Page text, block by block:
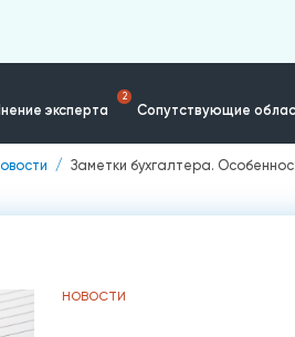
эксперта
2
Сопутствующие
Заметки бухгалтера.
НОВОСТИ